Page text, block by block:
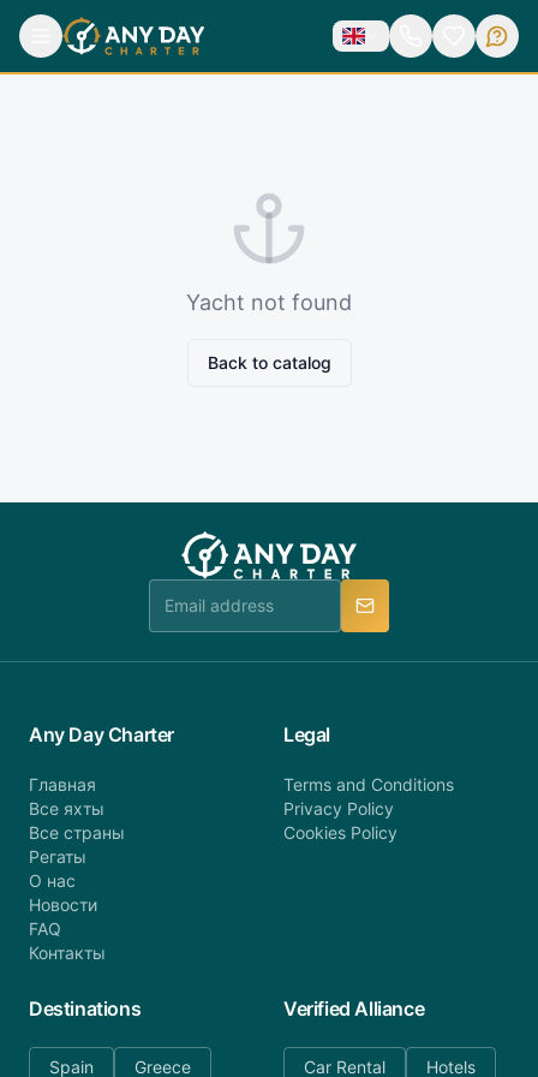
Yacht not found
Back to catalog
Any Day Charter
Главная
Все яхты
Все страны
Регаты
О нас
Новости
FAQ
Контакты
Legal
Terms and Conditions
Privacy Policy
Cookies Policy
Destinations
Spain Greece
Verified Alliance
Car Rental Hotels